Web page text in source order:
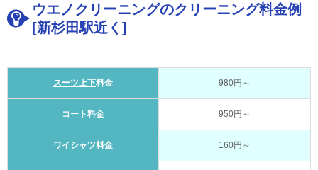
ウエノクリーニングのクリーニング料金例
[新杉田駅近く]
スーツ上下料金 980円～
コート料金 950円～
ワイシャツ料金 160円～